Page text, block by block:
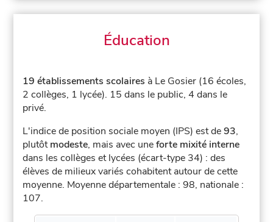
Éducation
19 établissements scolaires à Le Gosier (16 écoles,
2 collèges, 1 lycée). 15 dans le public, 4 dans le
privé.
L'indice de position sociale moyen (IPS) est de93,
plutôtmodeste, mais avec uneforte mixité interne
dans les collèges et lycées (écart-type 34) : des
élèves de milieux variés cohabitent autour de cette
moyenne. Moyenne départementale : 98, nationale :
107.